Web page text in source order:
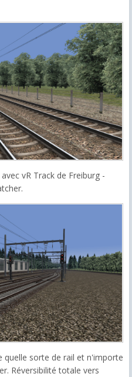
vR Track de Freiburg -
quelle sorte de rail et n'importe
Réversibilité totale vers